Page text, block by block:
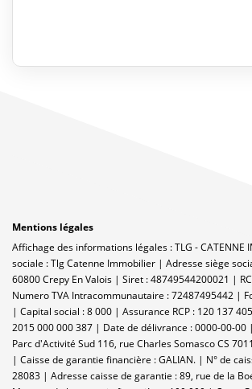
Mentions légales
Affichage des informations légales : TLG - CATENNE
sociale : Tlg Catenne Immobilier | Adresse siège
60800 Crepy En Valois | Siret : 48749544200021 |
Numero TVA Intracommunautaire : 72487495442 |
| Capital social : 8 000 | Assurance RCP : 120 137
2015 000 000 387 | Date de délivrance : 0000-00-00
Parc d'Activité Sud 116, rue Charles Somasco CS
| Caisse de garantie financière : GALIAN. | N° de
28083 | Adresse caisse de garantie : 89, rue de la